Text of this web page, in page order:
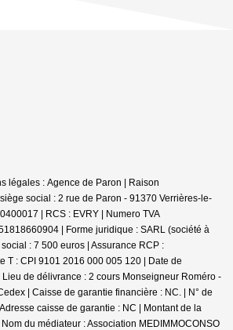
légales : Agence de Paron | Raison
social : 2 rue de Paron - 91370 Verrières-le-
| RCS : EVRY | Numero TVA
| Forme juridique : SARL (société à
: 7 500 euros | Assurance RCP :
T : CPI 9101 2016 000 005 120 | Date de
de délivrance : 2 cours Monseigneur Roméro -
| Caisse de garantie financière : NC. | N° de
caisse de garantie : NC | Montant de la
du médiateur : Association MEDIMMOCONSO